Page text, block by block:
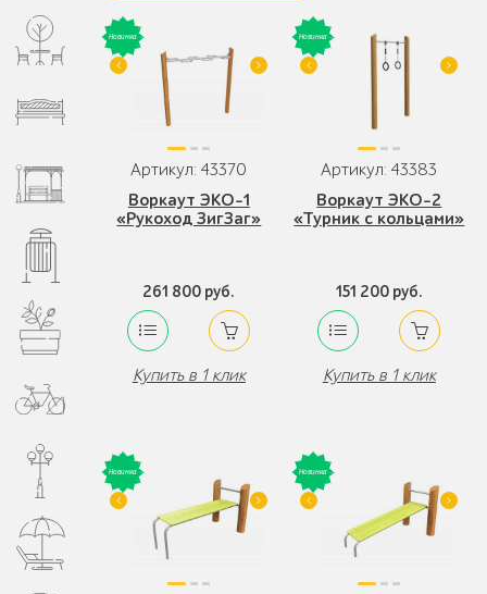
Артикул: 43370
Воркаут ЭКО-1
«Рукоход ЗигЗаг»
261 800 руб.
Купить в 1 клик
Артикул: 43383
Воркаут ЭКО-2
«Турник с кольцами»
151 200 руб.
Купить в 1 клик